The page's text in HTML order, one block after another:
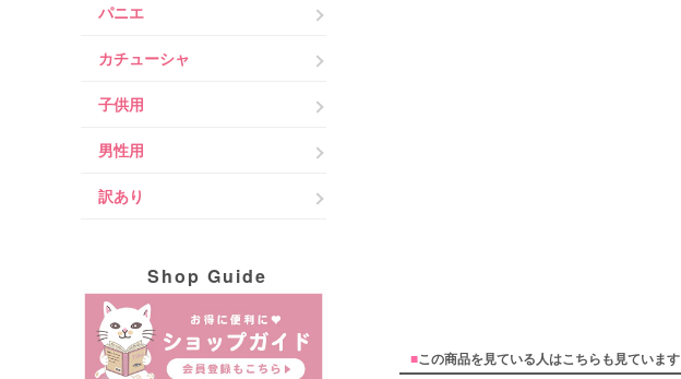
パニエ
カチューシャ
子供用
男性用
訳あり
Shop Guide
■この商品を見ている人はこちらも見ています